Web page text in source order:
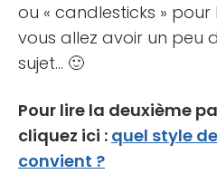
ou « candlesticks »
vous allez avoir un peu
sujet… 🙂
Pour lire la deuxième
cliquez ici : quel style
convient ?